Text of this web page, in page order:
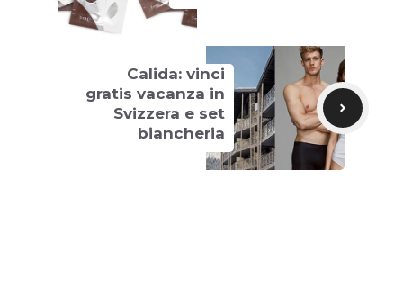
Calida: vinci
gratis vacanza in
Svizzera e set
biancheria